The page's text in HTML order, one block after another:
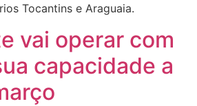
Tocantins e Araguaia.
vai operar com
capacidade a